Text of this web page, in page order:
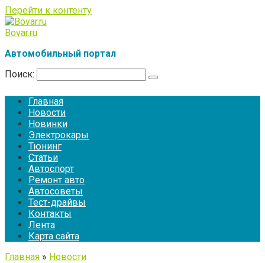
Перейти к контенту
Bovar.ru
Автомобильный портал
Поиск:
Главная
Новости
Новинки
Электрокары
Тюнинг
Статьи
Автоспорт
Ремонт авто
Автосоветы
Тест-драйвы
Контакты
Лента
Карта сайта
Главная » Новости